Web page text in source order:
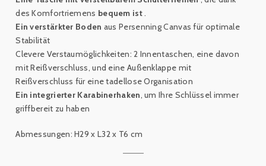
des Komfortriemens bequem ist.
Ein verstärkter Boden aus Persenning Canvas für optimale
Stabilität
Clevere Verstaumöglichkeiten: 2 Innentaschen, eine davon
mit Reißverschluss, und eine Außenklappe mit
Reißverschluss für eine tadellose Organisation
Ein integrierter Karabinerhaken, um Ihre Schlüssel immer
griffbereit zu haben
Abmessungen: H29 x L32 x T6 cm